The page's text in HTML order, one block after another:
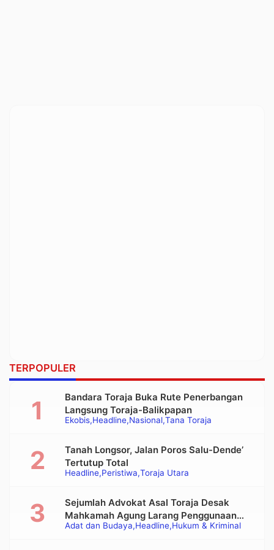
TERPOPULER
Ekobis Headline Nasional Tana Toraja
Bandara Toraja Buka Rute Penerbangan
Langsung Toraja-Balikpapan
Headline Peristiwa Toraja Utara
Tanah Longsor, Jalan Poros Salu-Dende’
Tertutup Total
Adat dan Budaya Headline Hukum & Kriminal
Sejumlah Advokat Asal Toraja Desak
Mahkamah Agung Larang Penggunaan
Alat Berat pada Eksekusi Rumah Adat